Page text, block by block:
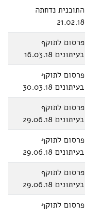
התוכנית נדחתה
21.02.18
פרסום לתוקף
בעיתונים 16.03.18
פרסום לתוקף
בעיתונים 30.03.18
פרסום לתוקף
בעיתונים 29.06.18
פרסום לתוקף
בעיתונים 29.06.18
פרסום לתוקף
בעיתונים 29.06.18
פרסום לתוקף